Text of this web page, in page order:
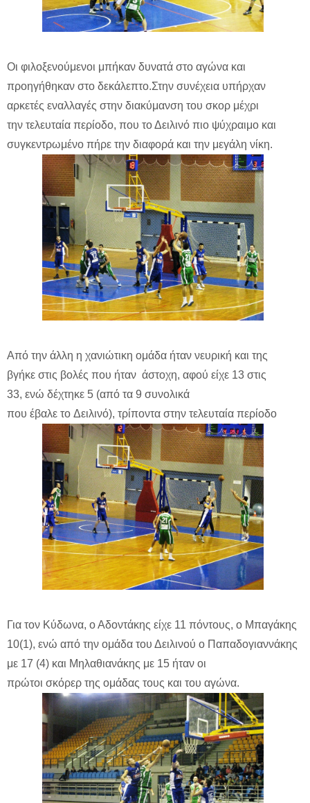
Οι φιλοξενούμενοι μπήκαν δυνατά στο αγώνα και
προηγήθηκαν στο δεκάλεπτο.Στην συνέχεια υπήρχαν
αρκετές εναλλαγές στην διακύμανση του σκορ μέχρι
την τελευταία περίοδο, που το Δειλινό πιο ψύχραιμο και
συγκεντρωμένο πήρε την διαφορά και την μεγάλη νίκη.
Από την άλλη η χανιώτικη ομάδα ήταν νευρική και της
βγήκε στις βολές που ήταν άστοχη, αφού είχε 13 στις
33, ενώ δέχτηκε 5 (από τα 9 συνολικά
που έβαλε το Δειλινό), τρίποντα στην τελευταία περίοδο
Για τον Κύδωνα, ο Αδοντάκης είχε 11 πόντους, ο Μπαγάκης
10(1), ενώ από την ομάδα του Δειλινού ο Παπαδογιαννάκης
με 17 (4) και Μηλαθιανάκης με 15 ήταν οι
πρώτοι σκόρερ της ομάδας τους και του αγώνα.